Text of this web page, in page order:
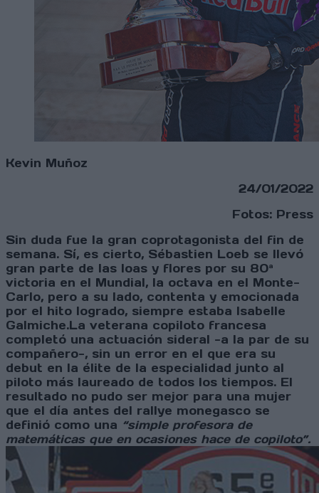
Kevin Muñoz
24/01/2022
Fotos: Press
Sin duda fue la gran coprotagonista del fin de
semana. Sí, es cierto, Sébastien Loeb se llevó
gran parte de las loas y flores por su 80ª
victoria en el Mundial, la octava en el Monte-
Carlo, pero a su lado, contenta y emocionada
por el hito logrado, siempre estaba Isabelle
Galmiche.La veterana copiloto francesa
completó una actuación sideral -a la par de su
compañero-, sin un error en el que era su
debut en la élite de la especialidad junto al
piloto más laureado de todos los tiempos. El
resultado no pudo ser mejor para una mujer
que el día antes del rallye monegasco se
definió como una “simple profesora de
matemáticas que en ocasiones hace de copiloto”.